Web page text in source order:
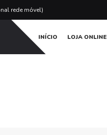
rede móvel)
INÍCIO LOJA ONLINE